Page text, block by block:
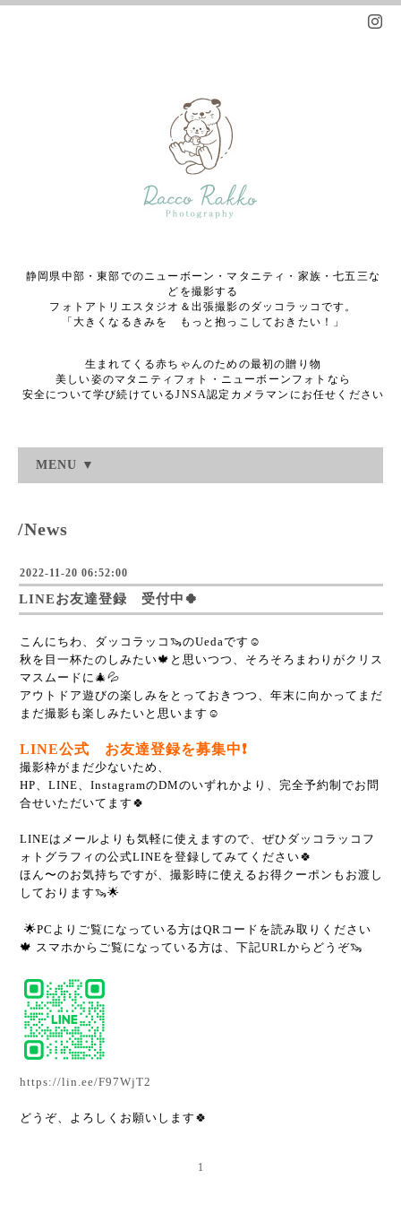
静岡県中部・東部でのニューボーン・マタニティ・家族・七五三な
どを撮影する
フォトアトリエスタジオ＆出張撮影のダッコラッコです。
「大きくなるきみを もっと抱っこしておきたい！」
生まれてくる赤ちゃんのための最初の贈り物
美しい姿のマタニティフォト・ニューボーンフォトなら
安全について学び続けているJNSA認定カメラマンにお任せください
MENU ▼
/News
2022-11-20 06:52:00
LINEお友達登録 受付中🍀
こんにちわ、ダッコラッコ🦦のUedaです☺️
秋を目一杯たのしみたい🍁と思いつつ、そろそろまわりがクリス
マスムードに🎄💦
アウトドア遊びの楽しみをとっておきつつ、年末に向かってまだ
まだ撮影も楽しみたいと思います☺️
LINE公式 お友達登録を募集中❗️
撮影枠がまだ少ないため、
HP、LINE、InstagramのDMのいずれかより、完全予約制でお問
合せいただいてます🍀
LINEはメールよりも気軽に使えますので、ぜひダッコラッコフ
ォトグラフィの公式LINEを登録してみてください🍀
ほん〜のお気持ちですが、撮影時に使えるお得クーポンもお渡し
しております🦦🌟
🌟PCよりご覧になっている方はQRコードを読み取りください
🍁 スマホからご覧になっている方は、下記URLからどうぞ🦦
https://lin.ee/F97WjT2
どうぞ、よろしくお願いします🍀
1